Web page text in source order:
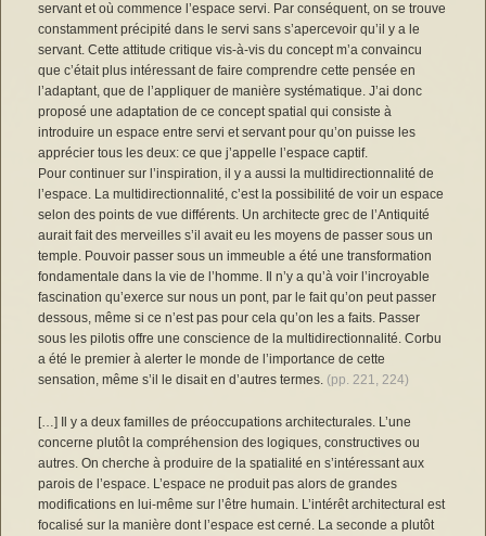
servant et où commence l’espace servi. Par conséquent, on se trouve
constamment précipité dans le servi sans s’apercevoir qu’il y a le
servant. Cette attitude critique vis-à-vis du concept m’a convaincu
que c’était plus intéressant de faire comprendre cette pensée en
l’adaptant, que de l’appliquer de manière systématique. J’ai donc
proposé une adaptation de ce concept spatial qui consiste à
introduire un espace entre servi et servant pour qu’on puisse les
apprécier tous les deux: ce que j’appelle l’espace captif.
Pour continuer sur l’inspiration, il y a aussi la multidirectionnalité de
l’espace. La multidirectionnalité, c’est la possibilité de voir un espace
selon des points de vue différents. Un architecte grec de l’Antiquité
aurait fait des merveilles s’il avait eu les moyens de passer sous un
temple. Pouvoir passer sous un immeuble a été une transformation
fondamentale dans la vie de l’homme. Il n’y a qu’à voir l’incroyable
fascination qu’exerce sur nous un pont, par le fait qu’on peut passer
dessous, même si ce n’est pas pour cela qu’on les a faits. Passer
sous les pilotis offre une conscience de la multidirectionnalité. Corbu
a été le premier à alerter le monde de l’importance de cette
sensation, même s’il le disait en d’autres termes. (pp. 221, 224)
[…] Il y a deux familles de préoccupations architecturales. L’une
concerne plutôt la compréhension des logiques, constructives ou
autres. On cherche à produire de la spatialité en s’intéressant aux
parois de l’espace. L’espace ne produit pas alors de grandes
modifications en lui-même sur l’être humain. L’intérêt architectural est
focalisé sur la manière dont l’espace est cerné. La seconde a plutôt